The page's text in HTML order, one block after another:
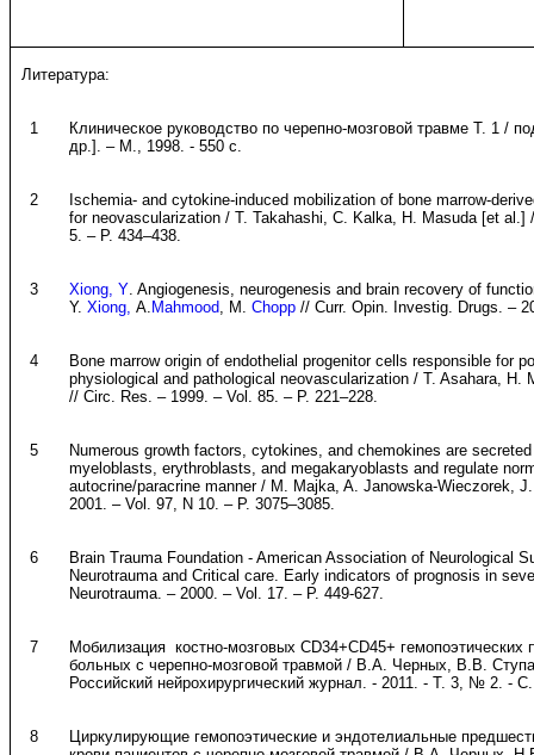
Литература:
1
Клиническое руководство по черепно-мозговой травме Т. 1 /
др.]. – М., 1998. - 550 с.
2
Ischemia- and cytokine-induced mobilization of bone marrow-
for neovascularization / T. Takahashi, C. Kalka, H. Masuda [et al.]
5. – P. 434–438.
3 Xiong, Y. Angiogenesis, neurogenesis and brain recovery of
Y.Xiong,A. Mahmood, M.Chopp //Curr. Opin. Investig. Drugs. –
4
Bone marrow origin of endothelial progenitor cells responsible for
physiological and pathological neovascularization / T. Asahara, H.
// Circ. Res. – 1999. – Vol. 85. – P. 221–228.
5
Numerous growth factors, cytokines, and chemokines are
myeloblasts, erythroblasts, and megakaryoblasts and regulate
autocrine/paracrine manner / M. Majka, A. Janowska-Wieczorek,
2001. – Vol. 97, N 10. – P. 3075–3085.
6
Brain Trauma Foundation - American Association of Neurological
Neurotrauma and Critical care. Early indicators of prognosis in
Neurotrauma. – 2000. – Vol. 17. – P. 449-627.
7
Мобилизация костно-мозговых CD34+CD45+ гемопоэтических
больных с черепно-мозговой травмой / В.А. Черных, В.В.
Российский нейрохирургический журнал. - 2011. - Т. 3, № 2. -
8
Циркулирующие гемопоэтические и эндотелиальные